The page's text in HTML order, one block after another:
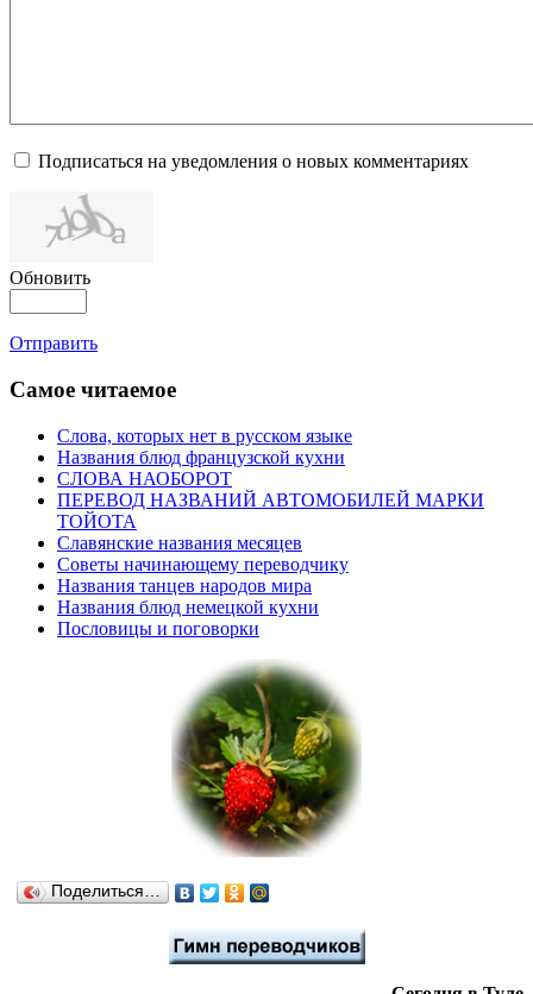
Подписаться на уведомления о новых комментариях
Обновить
Отправить
Самое читаемое
Слова, которых нет в русском языке
Названия блюд французской кухни
СЛОВА НАОБОРОТ
ПЕРЕВОД НАЗВАНИЙ АВТОМОБИЛЕЙ МАРКИ
ТОЙОТА
Славянские названия месяцев
Советы начинающему переводчику
Названия танцев народов мира
Названия блюд немецкой кухни
Пословицы и поговорки
Поделиться…